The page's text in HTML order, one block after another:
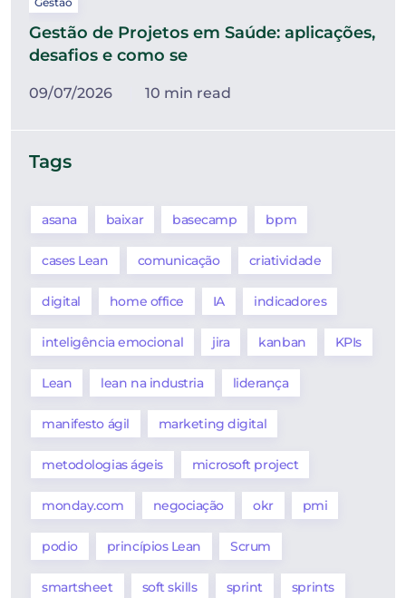
Gestão de Projetos em Saúde: aplicações,
desafios e como se
09/07/2026 10 min read
Tags
asana baixar basecamp bpm
cases Lean comunicação criatividade
digital home office IA indicadores
inteligência emocional jira kanban KPIs
Lean lean na industria liderança
manifesto ágil marketing digital
metodologias ágeis microsoft project
monday.com negociação okr pmi
podio princípios Lean Scrum
smartsheet soft skills sprint sprints